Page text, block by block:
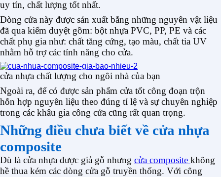
uy tín, chất lượng tốt nhất.
Dòng cửa này được sản xuất bằng những nguyên vật liệu
đã qua kiểm duyệt gồm: bột nhựa PVC, PP, PE và các
chất phụ gia như: chất tăng cứng, tạo màu, chất tia UV
nhằm hỗ trợ các tính năng cho cửa.
cửa nhựa chất lượng cho ngôi nhà của bạn
Ngoài ra, để có được sản phẩm cửa tốt công đoạn trộn
hỗn hợp nguyên liệu theo đúng tỉ lệ và sự chuyên nghiệp
trong các khâu gia công cửa cũng rất quan trọng.
Những điều chưa biết về cửa nhựa
composite
Dù là cửa nhựa được giả gỗ nhưng cửa composite không
hề thua kém các dòng cửa gỗ truyền thống. Với công